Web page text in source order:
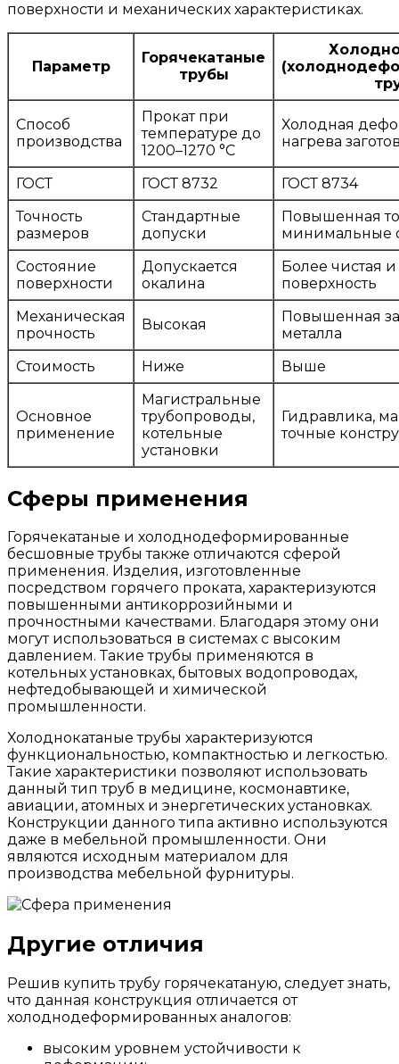
поверхности и механических характеристиках.
Параметр
Горячекатаные
трубы
Способ
производства
Прокат при
температуре до
1200–1270 °С
Холодная
нагрева
ГОСТ ГОСТ 8732
ГОСТ 8734
Точность
размеров
Стандартные
допуски
Повышенная
минимальные
Состояние
поверхности
Допускается
окалина
Более чистая и
поверхность
Механическая
прочность
Высокая
Повышенная
металла
Стоимость
Ниже Выше
Основное
применение
Магистральные
трубопроводы,
котельные
установки
Гидравлика,
точные
Сферы применения
Горячекатаные и холоднодеформированные
бесшовные трубы также отличаются сферой
применения. Изделия, изготовленные
посредством горячего проката, характеризуются
повышенными антикоррозийными и
прочностными качествами. Благодаря этому они
могут использоваться в системах с высоким
давлением. Такие трубы применяются в
котельных установках, бытовых водопроводах,
нефтедобывающей и химической
промышленности.
Холоднокатаные трубы характеризуются
функциональностью, компактностью и легкостью.
Такие характеристики позволяют использовать
данный тип труб в медицине, космонавтике,
авиации, атомных и энергетических установках.
Конструкции данного типа активно используются
даже в мебельной промышленности. Они
являются исходным материалом для
производства мебельной фурнитуры.
Другие отличия
Решив купить трубу горячекатаную, следует знать,
что данная конструкция отличается от
холоднодеформированных аналогов:
высоким уровнем устойчивости к